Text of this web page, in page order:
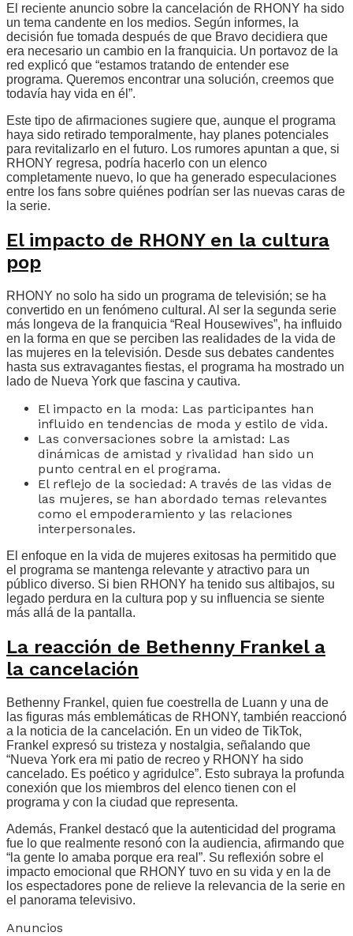
El reciente anuncio sobre la cancelación de RHONY ha sido
un tema candente en los medios. Según informes, la
decisión fue tomada después de que Bravo decidiera que
era necesario un cambio en la franquicia. Un portavoz de la
red explicó que “estamos tratando de entender ese
programa. Queremos encontrar una solución, creemos que
todavía hay vida en él”.
Este tipo de afirmaciones sugiere que, aunque el programa
haya sido retirado temporalmente, hay planes potenciales
para revitalizarlo en el futuro. Los rumores apuntan a que, si
RHONY regresa, podría hacerlo con un elenco
completamente nuevo, lo que ha generado especulaciones
entre los fans sobre quiénes podrían ser las nuevas caras de
la serie.
El impacto de RHONY en la cultura
pop
RHONY no solo ha sido un programa de televisión; se ha
convertido en un fenómeno cultural. Al ser la segunda serie
más longeva de la franquicia “Real Housewives”, ha influido
en la forma en que se perciben las realidades de la vida de
las mujeres en la televisión. Desde sus debates candentes
hasta sus extravagantes fiestas, el programa ha mostrado un
lado de Nueva York que fascina y cautiva.
El impacto en la moda: Las participantes han
influido en tendencias de moda y estilo de vida.
Las conversaciones sobre la amistad: Las
dinámicas de amistad y rivalidad han sido un
punto central en el programa.
El reflejo de la sociedad: A través de las vidas de
las mujeres, se han abordado temas relevantes
como el empoderamiento y las relaciones
interpersonales.
El enfoque en la vida de mujeres exitosas ha permitido que
el programa se mantenga relevante y atractivo para un
público diverso. Si bien RHONY ha tenido sus altibajos, su
legado perdura en la cultura pop y su influencia se siente
más allá de la pantalla.
La reacción de Bethenny Frankel a
la cancelación
Bethenny Frankel, quien fue coestrella de Luann y una de
las figuras más emblemáticas de RHONY, también reaccionó
a la noticia de la cancelación. En un video de TikTok,
Frankel expresó su tristeza y nostalgia, señalando que
“Nueva York era mi patio de recreo y RHONY ha sido
cancelado. Es poético y agridulce”. Esto subraya la profunda
conexión que los miembros del elenco tienen con el
programa y con la ciudad que representa.
Además, Frankel destacó que la autenticidad del programa
fue lo que realmente resonó con la audiencia, afirmando que
“la gente lo amaba porque era real”. Su reflexión sobre el
impacto emocional que RHONY tuvo en su vida y en la de
los espectadores pone de relieve la relevancia de la serie en
el panorama televisivo.
Anuncios